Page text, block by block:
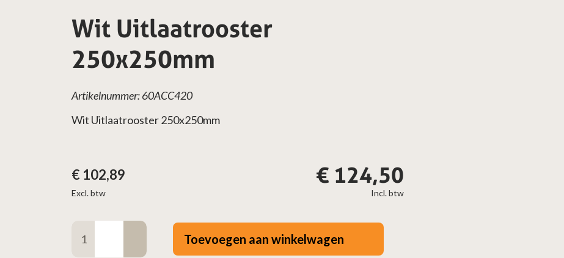
Wit Uitlaatrooster
250x250mm
Incl. btw
€124,50
Excl. btw
€ 102,89
Artikelnummer: 60ACC420
Wit Uitlaatrooster 250x250mm
Uitlaatrooster
Toevoegen aan winkelwagen